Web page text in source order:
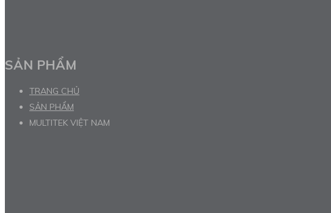
SẢN PHẨM
TRANG CHỦ
SẢN PHẨM
MULTITEK VIỆT NAM